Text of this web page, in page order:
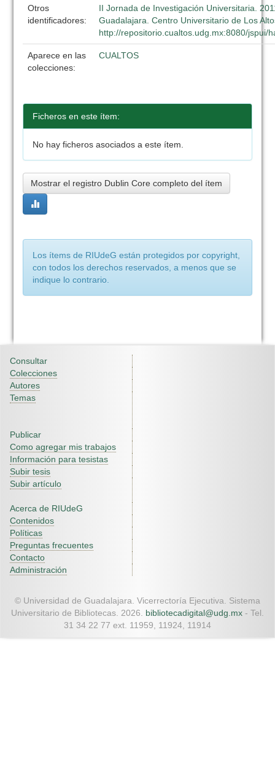
Otros
identificadores:
II Jornada de Investigación Universitaria.
Guadalajara. Centro Universitario de Los
http://repositorio.cualtos.udg.mx:8080/jspui/
Aparece en las
colecciones:
CUALTOS
Ficheros en este ítem:
No hay ficheros asociados a este ítem.
Mostrar el registro Dublin Core completo del ítem
Los ítems de RIUdeG están protegidos por copyright,
con todos los derechos reservados, a menos que se
indique lo contrario.
Consultar
Colecciones
Autores
Temas
Publicar
Como agregar mis trabajos
Información para tesistas
Subir tesis
Subir artículo
Acerca de RIUdeG
Contenidos
Políticas
Preguntas frecuentes
Contacto
Administración
© Universidad de Guadalajara. Vicerrectoría Ejecutiva. Sistema
Universitario de Bibliotecas. 2026. bibliotecadigital@udg.mx - Tel.
31 34 22 77 ext. 11959, 11924, 11914